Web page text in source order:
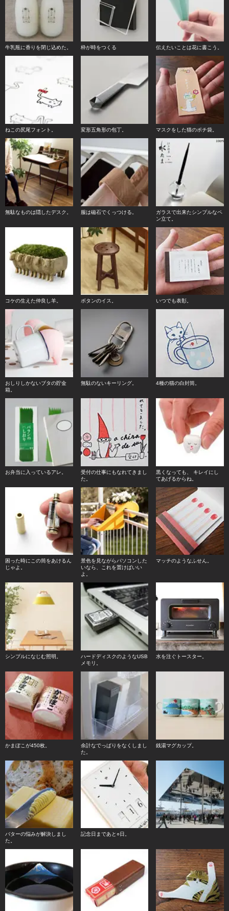
牛乳瓶に香りを閉じ込めた。 枠が時をつくる 伝えたいことは花に書こう。
ねこの尻尾フォント。 変形五角形の包丁。 マスクをした猫のポチ袋。
無駄なものは隠したデスク。 服は磁石でくっつける。
ガラスで出来たシンプルなペ
ン立て。
コケの生えた仲良し羊。 ボタンのイス。 いつでも表彰。
おしりしかないブタの貯金
箱。
無駄のないキーリング。 4種の猫の白封筒。
お弁当に入っているアレ。
受付の仕事にもなれてきまし
た。
黒くなっても、 キレイにし
てあげるからね。
困った時にこの筒をあけるん
じゃよ。
景色を見ながらパソコンした
いなら、これを置けばいい
よ。
マッチのようなふせん。
シンプルになじむ照明。
ハードディスクのようなUSB
メモリ。
水を注ぐトースター。
かまぼこが450枚。
余計なでっぱりをなくしまし
た。
銭湯マグカップ。
バターの悩みが解決しまし
た。
記念日まであと○日。